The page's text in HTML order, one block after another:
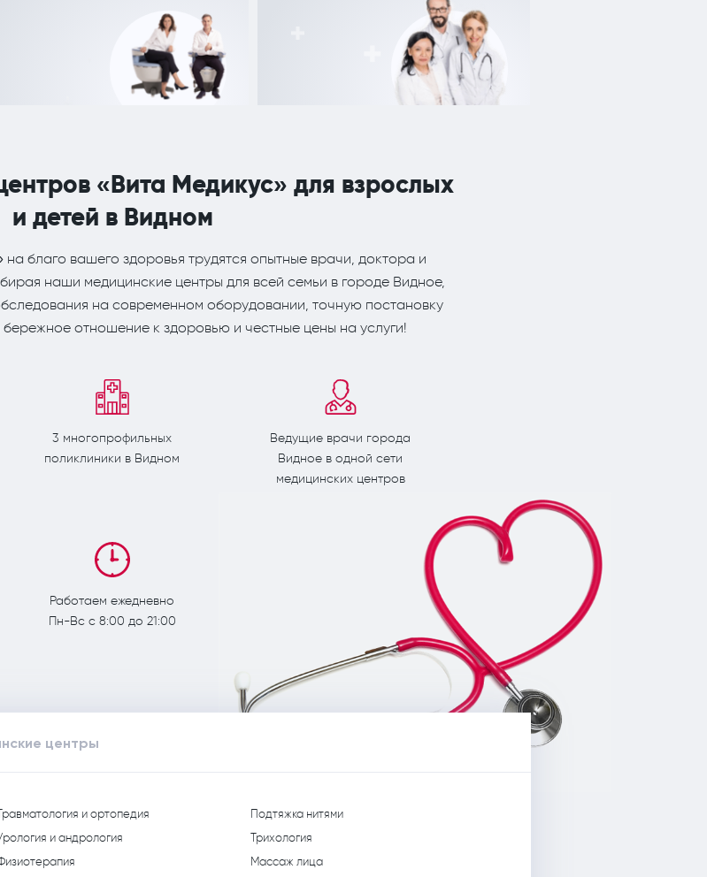
«Вита Медикус» для взрослых
и детей в Видном
благо вашего здоровья трудятся опытные врачи, доктора и
наши медицинские центры для всей семьи в городе Видное,
на современном оборудовании, точную постановку
бережное отношение к здоровью и честные цены на услуги!
3 многопрофильных
поликлиники в Видном
Ведущие врачи города
Видное в одной сети
медицинских центров
Работаем ежедневно
Пн-Вс c 8:00 до 21:00
центры
и ортопедия
и андрология
Подтяжка нитями
Трихология
Массаж лица